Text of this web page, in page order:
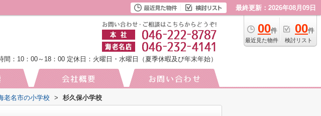
最終更新：2026年08月09日
00件
最近見た物件
00件
検討リスト
間：10：00～18：00 定休日：火曜日・水曜日（夏季休暇及び年末年始）
老名市の小学校 > 杉久保小学校